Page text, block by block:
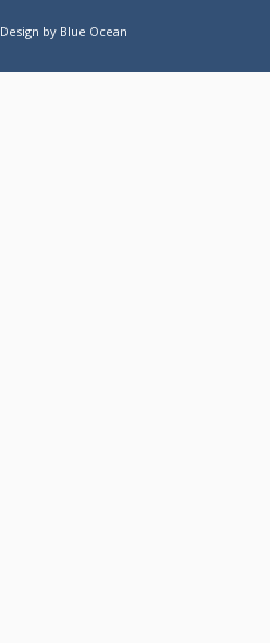
Design by Blue Ocean